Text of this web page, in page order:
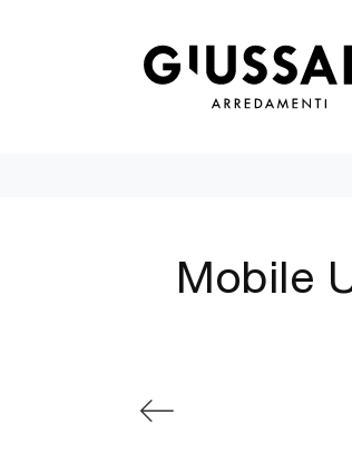
Mobile